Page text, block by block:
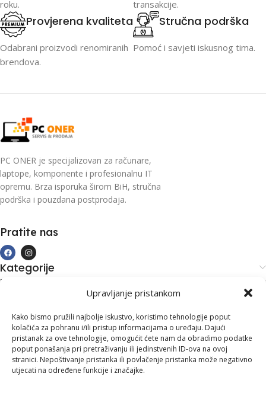
Upravljanje pristankom
Kako bismo pružili najbolje iskustvo, koristimo tehnologije poput
kolačića za pohranu i/ili pristup informacijama o uređaju. Dajući
pristanak za ove tehnologije, omogućit ćete nam da obradimo podatke
poput ponašanja pri pretraživanju ili jedinstvenih ID-ova na ovoj
stranici. Nepoštivanje pristanka ili povlačenje pristanka može negativno
utjecati na određene funkcije i značajke.
roku.
transakcije.
Provjerena kvaliteta
Odabrani proizvodi renomiranih
brendova.
Stručna podrška
Pomoć i savjeti iskusnog tima.
PC ONER je specijalizovan za računare,
laptope, komponente i profesionalnu IT
opremu. Brza isporuka širom BiH, stručna
podrška i pouzdana postprodaja.
Pratite nas
Kategorije
Kupovina i podrška
Kontakt informacije
Branilaca Bosne, 75 300 Lukavac
+387 35 555 999
info@pconer.ba